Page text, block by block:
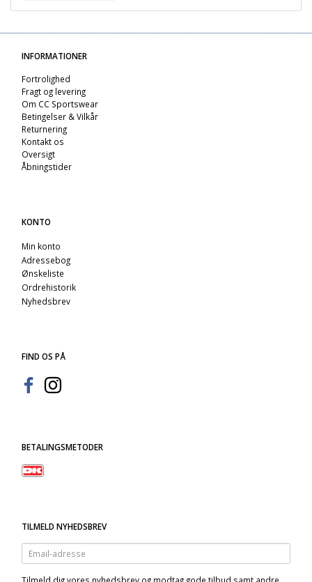
INFORMATIONER
Fortrolighed
Fragt og levering
Om CC Sportswear
Betingelser & Vilkår
Returnering
Kontakt os
Oversigt
Åbningstider
KONTO
Min konto
Adressebog
Ønskeliste
Ordrehistorik
Nyhedsbrev
FIND OS PÅ
BETALINGSMETODER
TILMELD NYHEDSBREV
Email-
adresse